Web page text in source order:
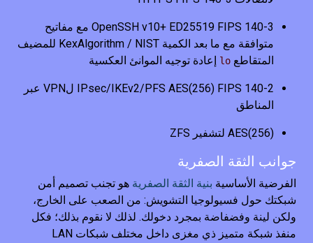
OpenSSH v10+ ED25519 FIPS 140-3 مع مفاتيح
متوافقة مع ما بعد الكمية KexAlgorithm / NIST للمضيف
المتقاطع lo إعادة توجيه الموانئ العكسية
IPsec/IKEv2/PFS AES(256) FIPS 140-2 لVPN عبر
المناطق
AES(256) لتشفير ZFS
جوانب الثقة الصفرية
الفرضية الأساسية بنية الثقة الصفرية هو تجنب تصميم أمن
شبكتك حول فسيولوجيا التشويش: من الصعب على الخارج،
ولكن لينة وفضفاضة بمجرد دخولك. لذلك لا نقوم بذلك؛ فكل
منفذ شبكة متميز ذي مغزى داخل مختلف شبكات LAN